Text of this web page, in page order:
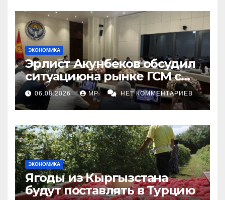
ЭКОНОМИКА
Эрлист Акунбеков обсудил
ситуациюна рынке ГСМ с
топливными компаниями
06.08.2026 MP НЕТ КОММЕНТАРИЕВ
ЭКОНОМИКА
Ягоды из Кыргызстана
будут поставлять в Турцию